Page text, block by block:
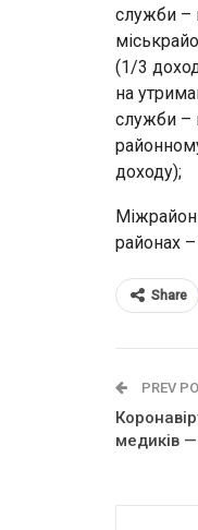
служби –
(1/3
на
служби –
доходу);
районах
Share
PREV
медиків